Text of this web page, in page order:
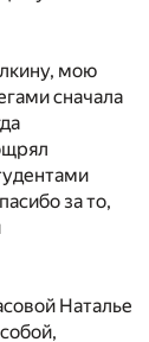
мою
сначала
за то,
Наталье